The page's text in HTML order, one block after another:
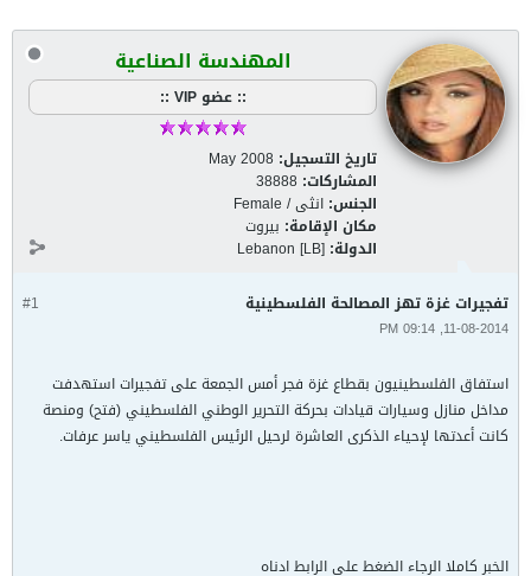
المهندسة الصناعية
:: عضو VIP ::
تاريخ التسجيل: May 2008
المشاركات: 38888
الجنس: انثى / Female
مكان الإقامة: بيروت
الدولة: Lebanon [LB]
#1 تفجيرات غزة تهز المصالحة الفلسطينية
11-08-2014, 09:14 PM
استفاق الفلسطينيون بقطاع غزة فجر أمس الجمعة على تفجيرات استهدفت
مداخل منازل وسيارات قيادات بحركة التحرير الوطني الفلسطيني (فتح) ومنصة
كانت أعدتها لإحياء الذكرى العاشرة لرحيل الرئيس الفلسطيني ياسر عرفات.
الخبر كاملا الرجاء الضغط على الرابط ادناه